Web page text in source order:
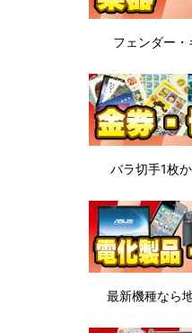
フェンダー・
バラ切手1枚
最新機種なら